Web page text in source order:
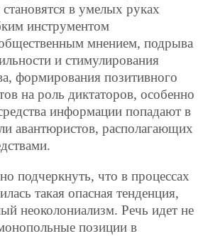
в умелых руках
инструментом
мнением, подрыва
и стимулирования
формирования позитивного
на роль диктаторов, особенно
информации попадают в
авантюристов, располагающих
подчеркнуть, что в процессах
такая опасная тенденция,
неоколониализм. Речь идет не
позиции в